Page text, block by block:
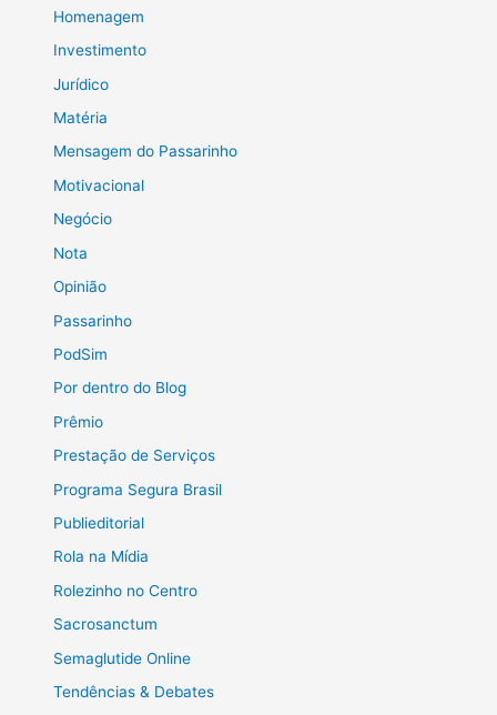
Homenagem
Investimento
Jurídico
Matéria
Mensagem do Passarinho
Motivacional
Negócio
Nota
Opinião
Passarinho
PodSim
Por dentro do Blog
Prêmio
Prestação de Serviços
Programa Segura Brasil
Publieditorial
Rola na Mídia
Rolezinho no Centro
Sacrosanctum
Semaglutide Online
Tendências & Debates